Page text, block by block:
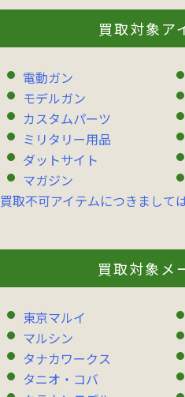
買取対象ア
電動ガン
モデルガン
カスタムパーツ
ミリタリー用品
ダットサイト
マガジン
買取不可アイテムにつきまして
買取対象メ
東京マルイ
マルシン
タナカワークス
タニオ・コバ